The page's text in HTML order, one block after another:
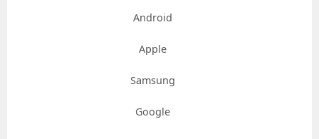
Android
Apple
Samsung
Google